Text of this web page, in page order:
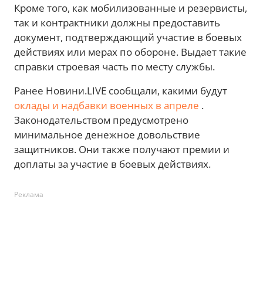
Кроме того, как мобилизованные и резервисты,
так и контрактники должны предоставить
документ, подтверждающий участие в боевых
действиях или мерах по обороне. Выдает такие
справки строевая часть по месту службы.
Ранее Новини.LIVE сообщали, какими будут
оклады и надбавки военных в апреле .
Законодательством предусмотрено
минимальное денежное довольствие
защитников. Они также получают премии и
доплаты за участие в боевых действиях.
Реклама